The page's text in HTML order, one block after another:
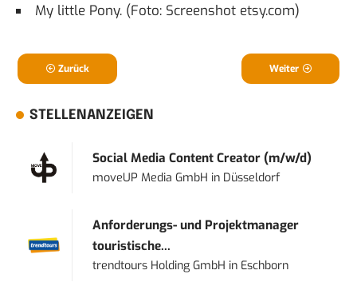
My little Pony. (Foto: Screenshot etsy.com)
Zurück Weiter
STELLENANZEIGEN
Social Media Content Creator (m/w/d)
moveUP Media GmbH in Düsseldorf
Anforderungs- und Projektmanager
touristische...
trendtours Holding GmbH in Eschborn